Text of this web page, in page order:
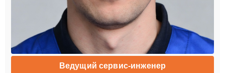
Ведущий сервис-инженер